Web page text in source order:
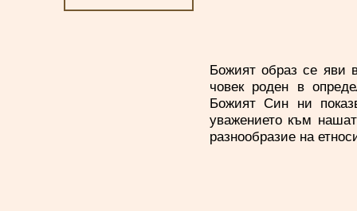
Божият образ се яви
човек роден в
Божият Син ни
уважението към
разнообразие на